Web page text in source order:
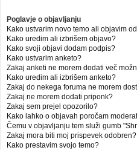
Poglavje o objavljanju
Kako ustvarim novo temo ali objavim
Kako uredim ali izbrišem objavo?
Kako svoji objavi dodam podpis?
Kako ustvarim anketo?
Zakaj anketi ne morem dodati več
Kako uredim ali izbrišem anketo?
Zakaj do nekega foruma ne morem
Zakaj ne morem dodati priponk?
Zakaj sem prejel opozorilo?
Kako lahko o objavah poročam
Čemu v objavljanju tem služi gumb
Zakaj mora biti moj prispevek odobren?
Kako prestavim svojo temo?